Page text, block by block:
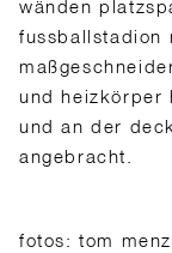
wänden
fussballstadion
und heizkörper
und an der
angebracht.
fotos: tom menz.